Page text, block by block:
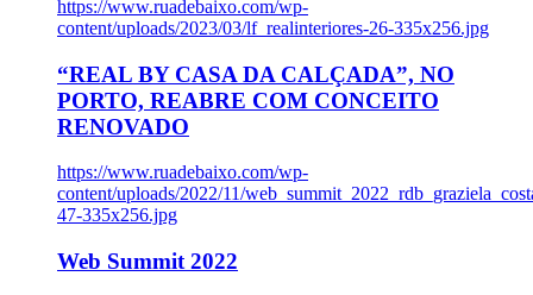
https://www.ruadebaixo.com/wp-
content/uploads/2023/03/lf_realinteriores-26-335x256.jpg
“REAL BY CASA DA CALÇADA”, NO
PORTO, REABRE COM CONCEITO
RENOVADO
https://www.ruadebaixo.com/wp-
content/uploads/2022/11/
47-335x256.jpg
Web Summit 2022